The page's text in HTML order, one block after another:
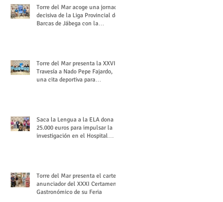
Torre del Mar acoge una jornada
decisiva de la Liga Provincial de
Barcas de Jábega con la
Torre del Mar presenta la XXVI
Travesía a Nado Pepe Fajardo,
una cita deportiva para
Saca la Lengua a la ELA dona
25.000 euros para impulsar la
investigación en el Hospital
Torre del Mar presenta el cartel
anunciador del XXXI Certamen
Gastronómico de su Feria